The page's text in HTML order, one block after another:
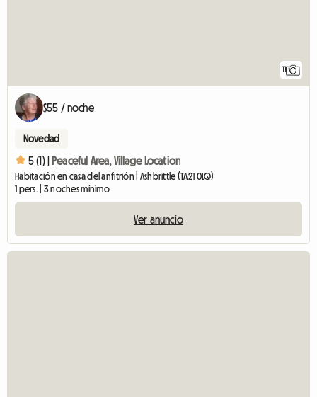
11
$55 / noche
Novedad
5 (1) | Peaceful Area, Village Location
Habitación en casa del anfitrión | Ashbrittle (TA21 0LQ)
1 pers. | 3 noches mínimo
Ver anuncio